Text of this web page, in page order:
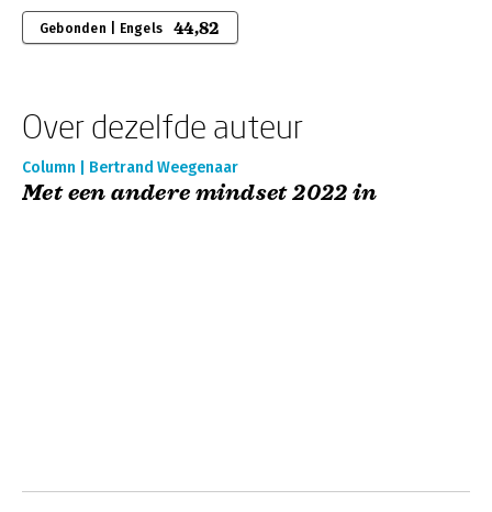
Gebonden | Engels 44,82
Over dezelfde auteur
Column | Bertrand Weegenaar
Met een andere mindset 2022 in